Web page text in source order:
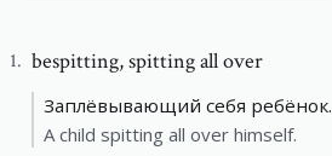
1. bespitting,spitting all over
Заплёвывающий себя ребёнок.
A child spitting all over himself.